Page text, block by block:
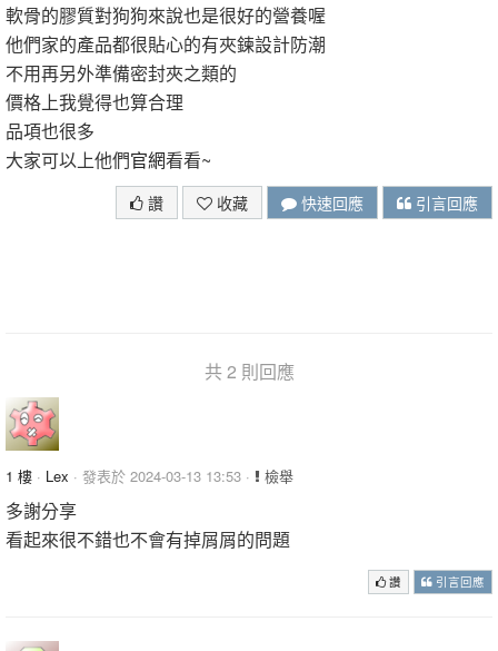
軟骨的膠質對狗狗來說也是很好的營養喔
他們家的產品都很貼心的有夾鍊設計防潮
不用再另外準備密封夾之類的
價格上我覺得也算合理
品項也很多
大家可以上他們官網看看~
讚 收藏 快速回應 引言回應
共 2 則回應
1 樓 · Lex · 發表於 2024-03-13 13:53 · 檢舉
多謝分享
看起來很不錯也不會有掉屑屑的問題
讚 引言回應